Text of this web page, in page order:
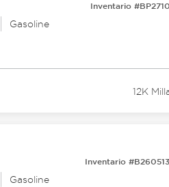
Inventario
Gasoline
12K
Inventario
Gasoline